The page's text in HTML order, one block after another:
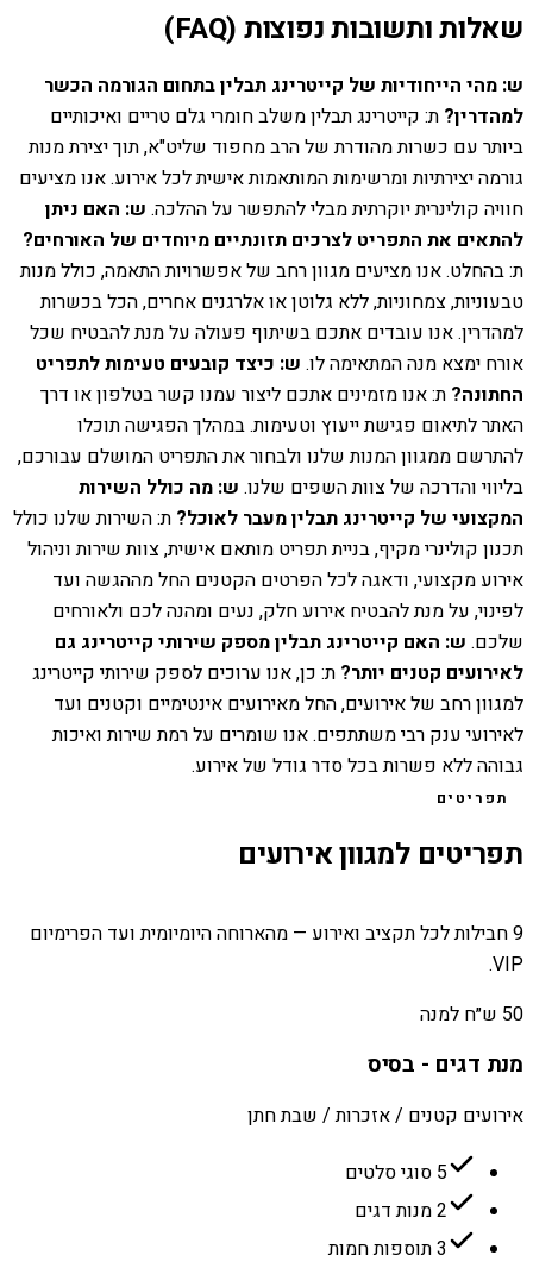
שאלות ותשובות נפוצות (FAQ)
ש: מהי הייחודיות של קייטרינג תבלין בתחום הגורמה הכשר
למהדרין? ת: קייטרינג תבלין משלב חומרי גלם טריים ואיכותיים
ביותר עם כשרות מהודרת של הרב מחפוד שליט"א, תוך יצירת מנות
גורמה יצירתיות ומרשימות המותאמות אישית לכל אירוע. אנו מציעים
חוויה קולינרית יוקרתית מבלי להתפשר על ההלכה. ש: האם ניתן
להתאים את התפריט לצרכים תזונתיים מיוחדים של האורחים?
ת: בהחלט. אנו מציעים מגוון רחב של אפשרויות התאמה, כולל מנות
טבעוניות, צמחוניות, ללא גלוטן או אלרגנים אחרים, הכל בכשרות
למהדרין. אנו עובדים אתכם בשיתוף פעולה על מנת להבטיח שכל
אורח ימצא מנה המתאימה לו. ש: כיצד קובעים טעימות לתפריט
החתונה? ת: אנו מזמינים אתכם ליצור עמנו קשר בטלפון או דרך
האתר לתיאום פגישת ייעוץ וטעימות. במהלך הפגישה תוכלו
להתרשם ממגוון המנות שלנו ולבחור את התפריט המושלם עבורכם,
בליווי והדרכה של צוות השפים שלנו. ש: מה כולל השירות
המקצועי של קייטרינג תבלין מעבר לאוכל? ת: השירות שלנו כולל
תכנון קולינרי מקיף, בניית תפריט מותאם אישית, צוות שירות וניהול
אירוע מקצועי, ודאגה לכל הפרטים הקטנים החל מההגשה ועד
לפינוי, על מנת להבטיח אירוע חלק, נעים ומהנה לכם ולאורחים
שלכם. ש: האם קייטרינג תבלין מספק שירותי קייטרינג גם
לאירועים קטנים יותר? ת: כן, אנו ערוכים לספק שירותי קייטרינג
למגוון רחב של אירועים, החל מאירועים אינטימיים וקטנים ועד
לאירועי ענק רבי משתתפים. אנו שומרים על רמת שירות ואיכות
גבוהה ללא פשרות בכל סדר גודל של אירוע.
תפריטים
תפריטים למגוון אירועים
9 חבילות לכל תקציב ואירוע — מהארוחה היומיומית ועד הפרימיום
VIP.
50 ש״ח למנה
מנת דגים - בסיס
אירועים קטנים / אזכרות / שבת חתן
5 סוגי סלטים
2 מנות דגים
3 תוספות חמות